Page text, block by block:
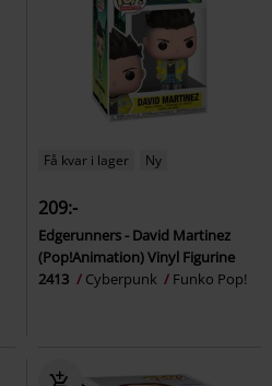
Få kvar i lager Ny
209:-
Edgerunners - David Martinez
(Pop!Animation) Vinyl Figurine
2413
Cyberpunk Funko Pop!